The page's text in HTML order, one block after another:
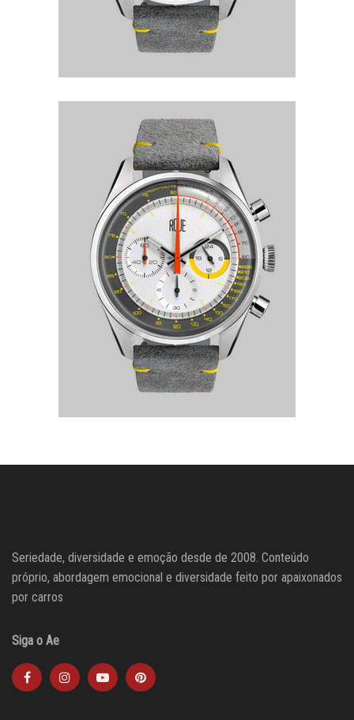
Seriedade, diversidade e emoção desde de 2008. Conteúdo
próprio, abordagem emocional e diversidade feito por apaixonados
por carros
Siga o Ae